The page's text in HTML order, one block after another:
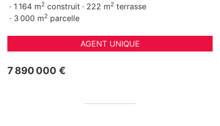
1 164 m2 construit 222 m2 terrasse
3 000 m2 parcelle
AGENT UNIQUE
7 890 000 €